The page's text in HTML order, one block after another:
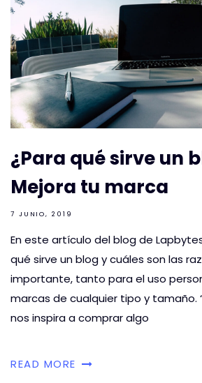
¿Para qué sirve un
Mejora tu marca
7 JUNIO, 2019
En este artículo del blog de
qué sirve un blog y cuáles son las
importante, tanto para el uso
marcas de cualquier tipo y tamaño.
nos inspira a comprar algo
READ MORE